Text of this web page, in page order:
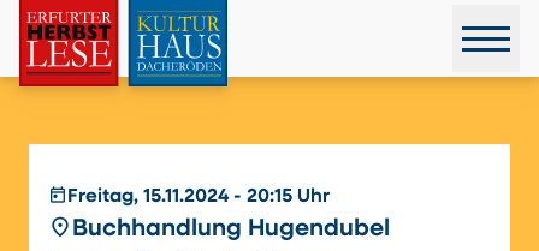
today Freitag, 15.11.2024 - 20:15 Uhr
place Buchhandlung Hugendubel